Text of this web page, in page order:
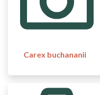
Carex buchananii